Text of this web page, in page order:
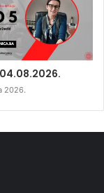
04.08.2026.
2026.